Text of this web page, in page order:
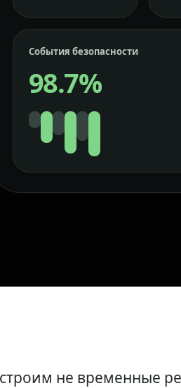
События безопасности
98.7%
не временные